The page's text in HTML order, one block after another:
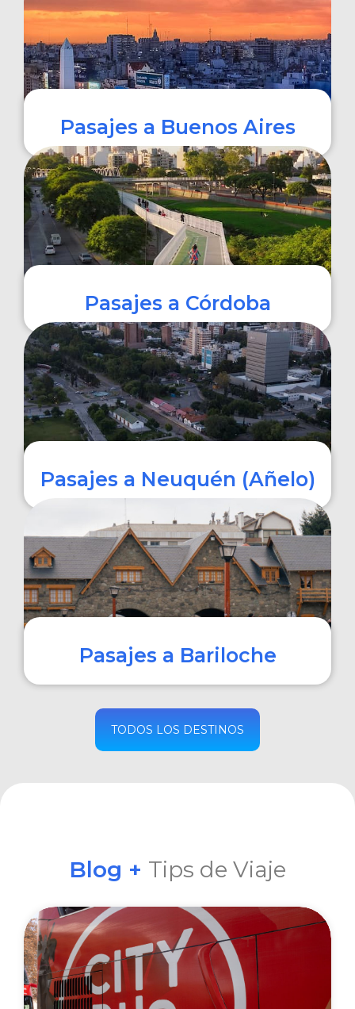
Pasajes a Buenos Aires
COMPRAR
Pasajes a Córdoba
COMPRAR
Pasajes a Neuquén (Añelo)
COMPRAR
Pasajes a Bariloche
COMPRAR
TODOS LOS DESTINOS
Blog + Tips de Viaje